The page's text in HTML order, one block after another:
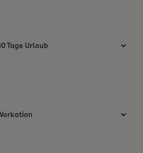
Tage Urlaub